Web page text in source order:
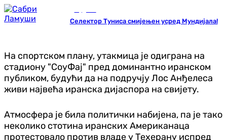
Селектор Туниса смијењен усред Мундијала!
На спортском плану, утакмица је одиграна на
стадиону "СоуФај" пред доминантно иранском
публиком, будући да на подручју Лос Анђелеса
живи највећа иранска дијаспора на свијету.
Атмосфера је била политички набијена, па је тако
неколико стотина иранских Американаца
протестовало против владе у Техерану испред